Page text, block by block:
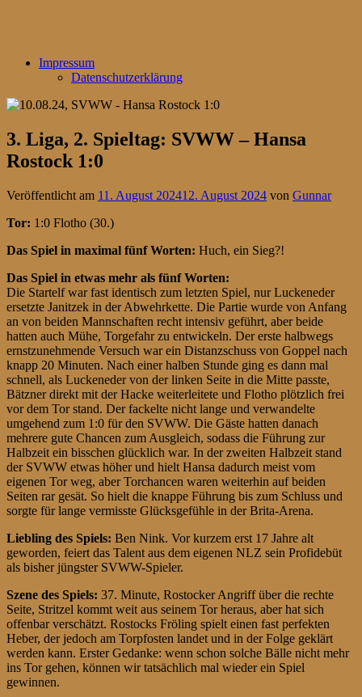
Impressum
Datenschutzerklärung
3. Liga, 2. Spieltag: SVWW – Hansa
Rostock 1:0
Veröffentlicht am 11. August 202412. August 2024 von Gunnar
Tor: 1:0 Flotho (30.)
Das Spiel in maximal fünf Worten: Huch, ein Sieg?!
Das Spiel in etwas mehr als fünf Worten:
Die Startelf war fast identisch zum letzten Spiel, nur Luckeneder
ersetzte Janitzek in der Abwehrkette. Die Partie wurde von Anfang
an von beiden Mannschaften recht intensiv geführt, aber beide
hatten auch Mühe, Torgefahr zu entwickeln. Der erste halbwegs
ernstzunehmende Versuch war ein Distanzschuss von Goppel nach
knapp 20 Minuten. Nach einer halben Stunde ging es dann mal
schnell, als Luckeneder von der linken Seite in die Mitte passte,
Bätzner direkt mit der Hacke weiterleitete und Flotho plötzlich frei
vor dem Tor stand. Der fackelte nicht lange und verwandelte
umgehend zum 1:0 für den SVWW. Die Gäste hatten danach
mehrere gute Chancen zum Ausgleich, sodass die Führung zur
Halbzeit ein bisschen glücklich war. In der zweiten Halbzeit stand
der SVWW etwas höher und hielt Hansa dadurch meist vom
eigenen Tor weg, aber Torchancen waren weiterhin auf beiden
Seiten rar gesät. So hielt die knappe Führung bis zum Schluss und
sorgte für lange vermisste Glücksgefühle in der Brita-Arena.
Liebling des Spiels: Ben Nink. Vor kurzem erst 17 Jahre alt
geworden, feiert das Talent aus dem eigenen NLZ sein Profidebüt
als bisher jüngster SVWW-Spieler.
Szene des Spiels: 37. Minute, Rostocker Angriff über die rechte
Seite, Stritzel kommt weit aus seinem Tor heraus, aber hat sich
offenbar verschätzt. Rostocks Fröling spielt einen fast perfekten
Heber, der jedoch am Torpfosten landet und in der Folge geklärt
werden kann. Erster Gedanke: wenn schon solche Bälle nicht mehr
ins Tor gehen, können wir tatsächlich mal wieder ein Spiel
gewinnen.